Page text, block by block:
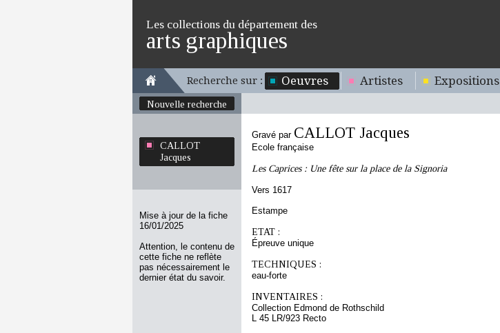
Les collections du département des
arts graphiques
Recherche sur : Oeuvres Artistes Expositions
Nouvelle recherche
CALLOT
Jacques
Mise à jour de la fiche
16/01/2025
Attention, le contenu de
cette fiche ne reflète
pas nécessairement le
dernier état du savoir.
Gravé par CALLOT Jacques
Ecole française
Les Caprices : Une fête sur la place de la Signoria
Vers 1617
Estampe
ETAT :
Épreuve unique
TECHNIQUES :
eau-forte
INVENTAIRES :
Collection Edmond de Rothschild
L 45 LR/923 Recto